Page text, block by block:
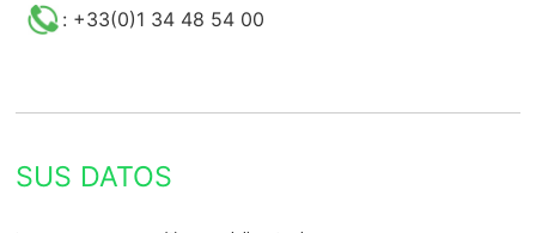
: +33(0)1 34 48 54 00
SUS DATOS